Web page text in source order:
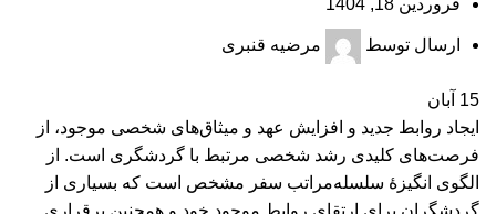
ارسال توسط مرضیه قنبری
15 آبان
ایجاد روابط جدید و افزایش عهد و میثاق‌های شخصی موجود، از
فرصت‌های کلیدی رشد شخصی مرتبط با گردشگری است. از
الگوی انگیزۀ سلسله‌مراتب سفر مشخص است که بسیاری از
گردشگران برای ارتقای روابط موجود خود و همچنین برقراری